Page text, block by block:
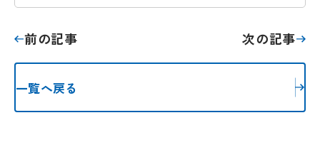
前の記事 次の記事
一覧へ戻る